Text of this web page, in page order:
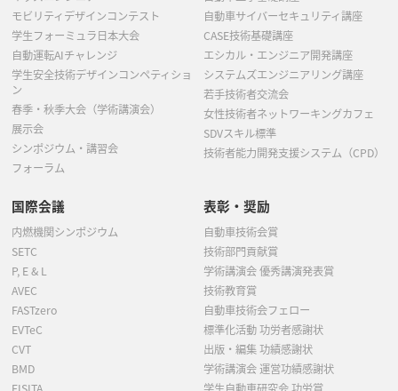
モビリティデザインコンテスト
学生フォーミュラ日本大会
自動運転AIチャレンジ
学生安全技術デザインコンペティショ
ン
春季・秋季大会（学術講演会）
展示会
シンポジウム・講習会
フォーラム
自動車サイバーセキュリティ講座
CASE技術基礎講座
エシカル・エンジニア開発講座
システムズエンジニアリング講座
若手技術者交流会
女性技術者ネットワーキングカフェ
SDVスキル標準
技術者能力開発支援システム（CPD）
国際会議
内燃機関シンポジウム
SETC
P, E & L
AVEC
FASTzero
EVTeC
CVT
BMD
表彰・奨励
自動車技術会賞
技術部門貢献賞
学術講演会 優秀講演発表賞
技術教育賞
自動車技術会フェロー
標準化活動 功労者感謝状
出版・編集 功績感謝状
学術講演会 運営功績感謝状